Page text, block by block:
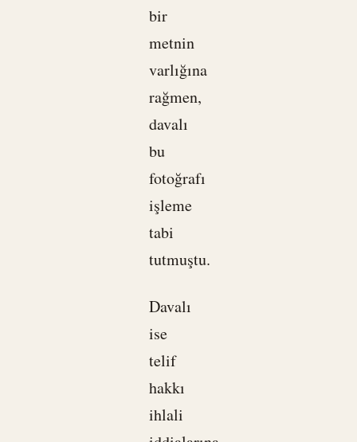
bir
metnin
varlığına
rağmen,
davalı
bu
fotoğrafı
işleme
tabi
tutmuştu.
Davalı
ise
telif
hakkı
ihlali